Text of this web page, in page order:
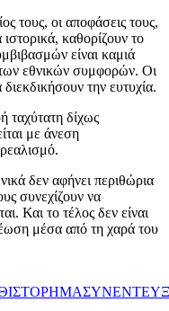
τους, οι αποφάσεις τους,
ιστορικά, καθορίζουν το
είναι καμιά
εθνικών συμφορών. Οι
την ευτυχία.
ταχύτατη δίχως
με άνεση
δεν αφήνει περιθώρια
συνεχίζουν να
Και το τέλος δεν είναι
μέσα από τη χαρά του